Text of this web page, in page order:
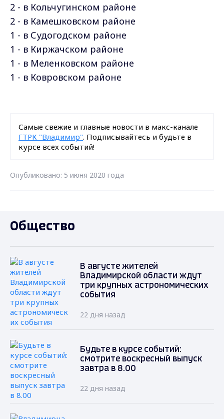
2 - в Кольчугинском районе
2 - в Камешковском районе
1 - в Судогодском районе
1 - в Киржачском районе
1 - в Меленковском районе
1 - в Ковровском районе
Самые свежие и главные новости в макс-канале
ГТРК "Владимир". Подписывайтесь и будьте в
курсе всех событий!
Опубликовано: 5 июня 2020 года
Общество
В августе жителей
Владимирской области ждут
три крупных астрономических
события
22 дня назад
Будьте в курсе событий:
смотрите воскресный выпуск
завтра в 8.00
22 дня назад